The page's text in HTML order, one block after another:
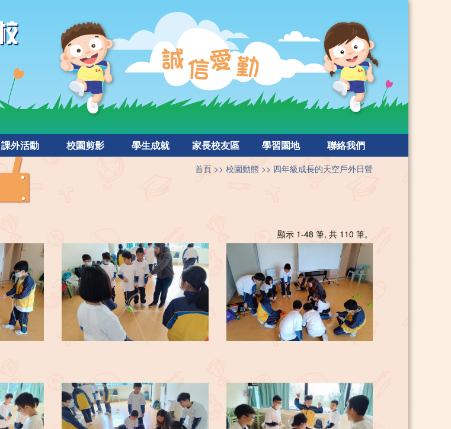
課外活動 校園剪影 學生成就 家長校友區 學習園地 聯絡我們
首頁 校園動態 四年級成長的天空戶外日營
顯示 1-48 筆, 共 110 筆。